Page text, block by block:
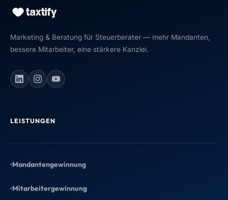
Maximilian J. Müller von Baczko
Wähl Dein Geschenk
Kanzlei gerade mehr bringt.
Marketing & Beratung für Steuerberater — mehr Mandanten,
bessere Mitarbeiter, eine stärkere Kanzlei.
LEISTUNGEN
Mandantengewinnung
Mitarbeitergewinnung